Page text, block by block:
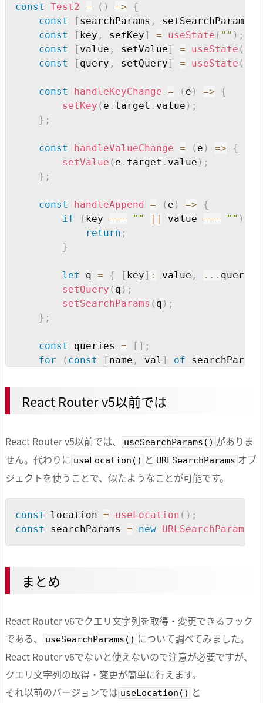
const Test1 = () =>
{
const
[ searchParams useSearchParams
return
(
<li>name1 : { searchParams
<li > name2 : {searchParams
const Test2 = ( ) =>
{
const
[ searchParams , setSearchParams
const
[ key , setKey] = useState ( "" ) ;
const
[ value , setValue] = useState (
const
[ query , setQuery] = useState (
const handleKeyChange = ( e ) =>
{
setKey ( e . target . value ) ;
} ;
const handleValueChange = ( e ) =>
{
setValue ( e . target . value ) ;
} ;
const handleAppend = ( e ) =>
{
if
( key === "" || value === "" )
return ;
}
let q = { [ key] : value , ... query
setQuery ( q ) ;
setSearchParams ( q ) ;
} ;
const queries = [ ] ;
for
( const [ name , val ] of searchParams
            key
<input type="text"
            value
<input type="text"
<button onClick = {handleAppend
<ul>
queries.map ( ( s
return
<li key ={s}>
);
React Router v5以前では
React Router v5以前では、 useSearchParams() がありま
せん。代わりに useLocation() と URLSearchParams オブ
ジェクトを使うことで、似たようなことが可能です。
const location = useLocation ( ) ;
const
searchParams = new URLSearchParams
まとめ
React Router v6でクエリ文字列を取得・変更できるフック
である、
useSearchParams() について調べてみました。
React Router v6でないと使えないので注意が必要ですが、
クエリ文字列の取得・変更が簡単に行えます。
それ以前のバージョンでは useLocation() と